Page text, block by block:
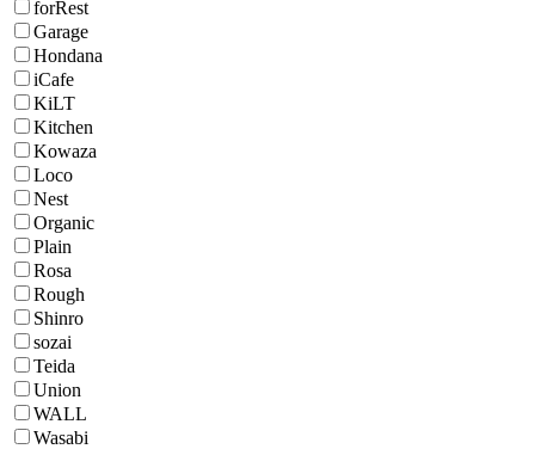
forRest
Garage
Hondana
iCafe
KiLT
Kitchen
Kowaza
Loco
Nest
Organic
Plain
Rosa
Rough
Shinro
sozai
Teida
Union
WALL
Wasabi